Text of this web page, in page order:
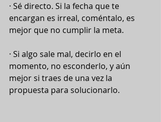
· Sé directo. Si la fecha que te
encargan es irreal, coméntalo, es
mejor que no cumplir la meta.
· Si algo sale mal, decirlo en el
momento, no esconderlo, y aún
mejor si traes de una vez la
propuesta para solucionarlo.